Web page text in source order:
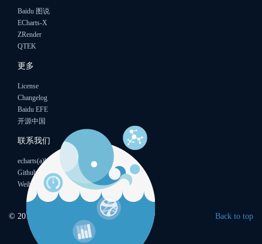
Baidu 图说
ECharts-X
ZRender
QTEK
更多
License
Changelog
Baidu EFE
开源中国
联系我们
echarts(a)baidu.com
Github
Weibo
Back to top
© 2015